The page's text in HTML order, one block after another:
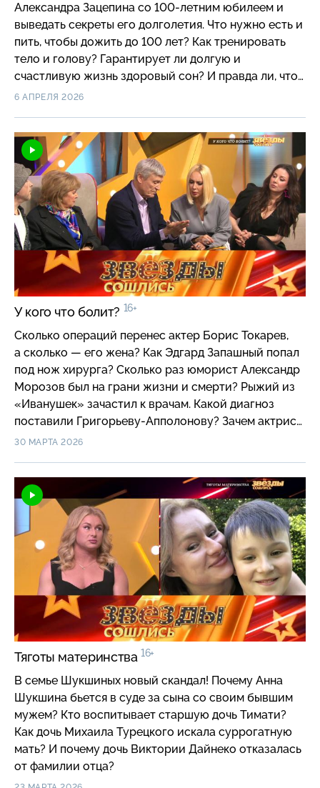
Александра Зацепина со 100-летним юбилеем и
выведать секреты его долголетия. Что нужно есть и
пить, чтобы дожить до 100 лет? Как тренировать
тело и голову? Гарантирует ли долгую и
счастливую жизнь здоровый сон? И правда ли, что
любовь омолаживает?
6 АПРЕЛЯ 2026
У кого что болит? 16+
Сколько операций перенес актер Борис Токарев,
а сколько — его жена? Как Эдгард Запашный попал
под нож хирурга? Сколько раз юморист Александр
Морозов был на грани жизни и смерти? Рыжий из
«Иванушек» зачастил к врачам. Какой диагноз
поставили Григорьеву-Апполонову? Зачем актрисе
Лянке Грыу капельницы с железом? От каких
Как Татьяна Найник оказалась в реанимации? Какой
страшный диагноз скрывала жена Константина
звезда музыкального шоу Данил Плужников? Какой
страшный диагноз обнаружили у внебрачного сына
Михаила Евдокимова? Почему актриса Серафима
Низовская может лишиться слуха? От какой
болезни за считаные дни сгорел актер Михаил
Синтин?
30 МАРТА 2026
Тяготы материнства 16+
В семье Шукшиных новый скандал! Почему Анна
Шукшина бьется в суде за сына со своим бывшим
мужем? Кто воспитывает старшую дочь Тимати?
Как дочь Михаила Турецкого искала суррогатную
мать? И почему дочь Виктории Дайнеко отказалась
от фамилии отца?